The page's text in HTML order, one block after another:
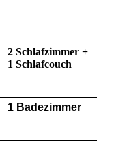
2 Schlafzimmer +
1 Schlafcouch
1 Badezimmer